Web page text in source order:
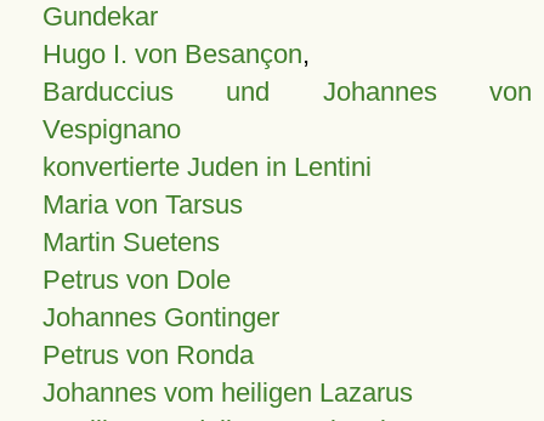
Gundekar
Hugo I. von Besançon,
Barduccius und Johannes von
Vespignano
konvertierte Juden in Lentini
Maria von Tarsus
Martin Suetens
Petrus von Dole
Johannes Gontinger
Petrus von Ronda
Johannes vom heiligen Lazarus